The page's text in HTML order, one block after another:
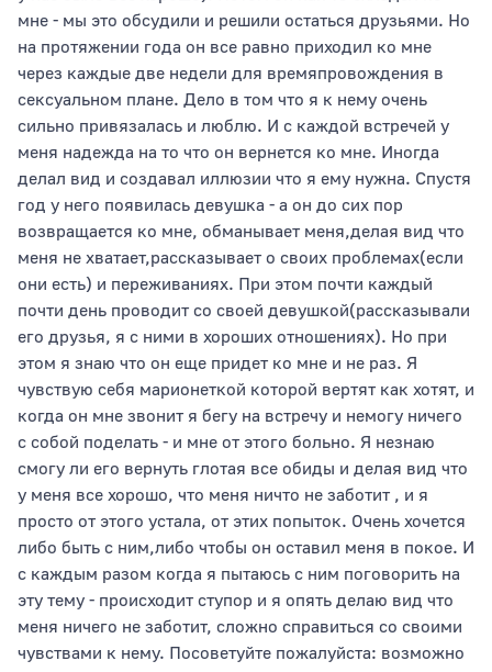
мне - мы это обсудили и решили остаться друзьями. Но
на протяжении года он все равно приходил ко мне
через каждые две недели для времяпровождения в
сексуальном плане. Дело в том что я к нему очень
сильно привязалась и люблю. И с каждой встречей у
меня надежда на то что он вернется ко мне. Иногда
делал вид и создавал иллюзии что я ему нужна. Спустя
год у него появилась девушка - а он до сих пор
возвращается ко мне, обманывает меня,делая вид что
меня не хватает,рассказывает о своих проблемах(если
они есть) и переживаниях. При этом почти каждый
почти день проводит со своей девушкой(рассказывали
его друзья, я с ними в хороших отношениях). Но при
этом я знаю что он еще придет ко мне и не раз. Я
чувствую себя марионеткой которой вертят как хотят, и
когда он мне звонит я бегу на встречу и немогу ничего
с собой поделать - и мне от этого больно. Я незнаю
смогу ли его вернуть глотая все обиды и делая вид что
у меня все хорошо, что меня ничто не заботит , и я
просто от этого устала, от этих попыток. Очень хочется
либо быть с ним,либо чтобы он оставил меня в покое. И
с каждым разом когда я пытаюсь с ним поговорить на
эту тему - происходит ступор и я опять делаю вид что
меня ничего не заботит, сложно справиться со своими
чувствами к нему. Посоветуйте пожалуйста: возможно